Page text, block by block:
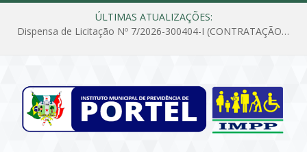
ÚLTIMAS ATUALIZAÇÕES:
Dispensa de Licitação Nº 7/2026-300404-I (CONTRATAÇÃO DE EMPRESA PARA MANUTENÇÃO E REPARAÇÃO DE APARELHOS DE AR CONDICIONADO, EM ATENDIMENTO ÀS NECESSIDADES DO INSTITUTO DE PREVIDÊNCIA MUNICIPAL DE PORTEL/PA)